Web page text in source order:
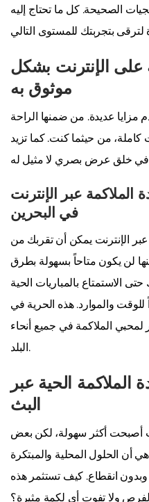
الصحيحة. كل ما تحتاج إليه
على الإنترنت بشكل
موثوق به
مزايا عديدة. من ضمنها الراحة
كاملة، من حيثما كنت. كما تزيد
الملاكمة عبر الإنترنت
في البحرين
الإنترنت يمكن أن تقربك من
لن يكون متاحاً بسهولة بطرق
الاستمتاع بالمباريات الحية
للوقت والموارد. هذه الحرية في
لمحبي الملاكمة في جميع أنحاء
البلد.
الملاكمة الحية عبر
البث
أصبحت أكثر سهولة، لكن بعض
هي أن الحلول المحلية والمبتكرة
انقطاع. كيف تستثمر هذه